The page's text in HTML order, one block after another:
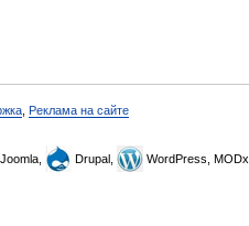
Реклама на сайте
Joomla, Drupal, WordPress, MODx.